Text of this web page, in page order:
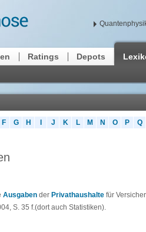
Ratings Depots
F G H J K L M N O P Q
Ausgaben der Privathaushalte für
S. 35 f.(dort auch Statistiken).